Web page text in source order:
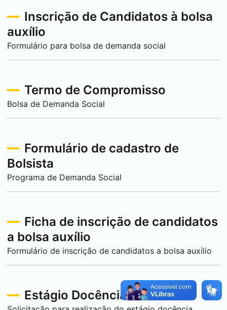
Inscrição de Candidatos à bolsa
auxílio
Formulário para bolsa de demanda social
Termo de Compromisso
Bolsa de Demanda Social
Formulário de cadastro de
Bolsista
Programa de Demanda Social
Ficha de inscrição de candidatos
a bolsa auxílio
Formulário de inscrição de candidatos a bolsa auxílio
Estágio Docência